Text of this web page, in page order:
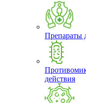
Препараты
действия